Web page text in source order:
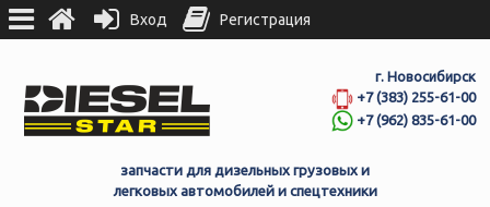
г. Новосибирск
+7 (383) 255-61-00
+7 (962) 835-61-00
запчасти для дизельных грузовых и
легковых автомобилей и спецтехники
Вход Регистрация